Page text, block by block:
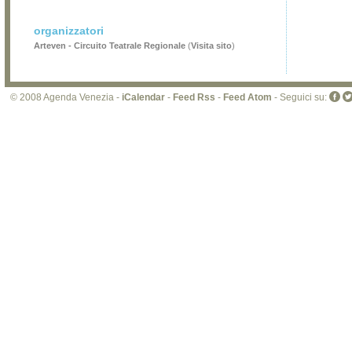
organizzatori
Arteven - Circuito Teatrale Regionale (Visita sito)
© 2008 Agenda Venezia - iCalendar - Feed Rss - Feed Atom - Seguici su: